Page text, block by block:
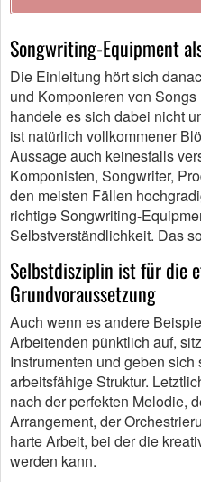
Songwriting-Equipment
Die Einleitung hört sich
und Komponieren von
handele es sich dabei nicht
ist natürlich vollkommener
Aussage auch keinesfalls
Komponisten, Songwriter,
den meisten Fällen
richtige Songwriting-
Selbstverständlichkeit. Das
Selbstdisziplin ist für die
Grundvoraussetzung
Auch wenn es andere
Arbeitenden pünktlich auf,
Instrumenten und geben
arbeitsfähige Struktur.
nach der perfekten Melodie,
Arrangement, der
harte Arbeit, bei der die
werden kann.